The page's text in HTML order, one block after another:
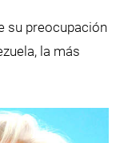
su preocupación
la más